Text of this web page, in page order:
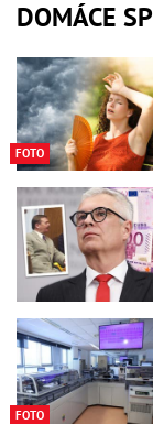
DOMÁCE
FOTO
FOTO